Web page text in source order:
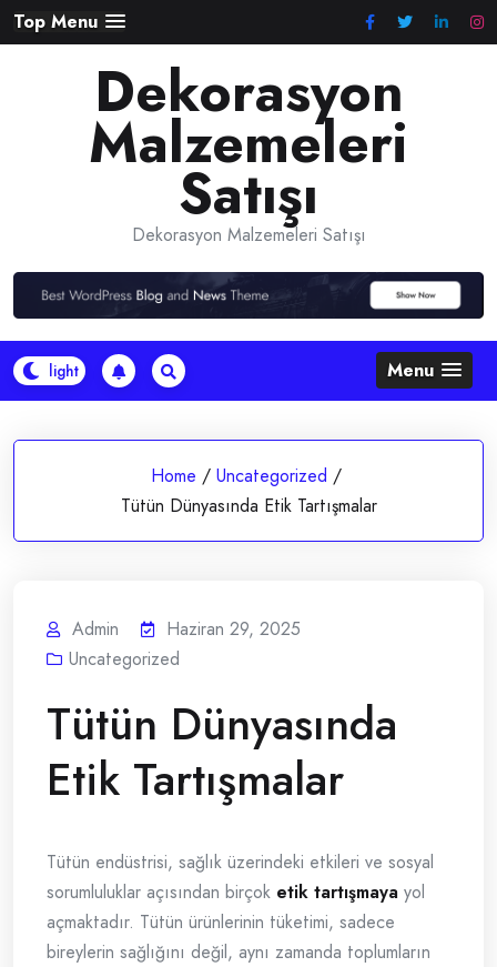
Skip
to
Top Menu
Dekorasyon
Malzemeleri
Satışı
Dekorasyon Malzemeleri Satışı
Menu
Home / Uncategorized /
Tütün Dünyasında Etik Tartışmalar
Admin
Haziran 29, 2025
Uncategorized
Tütün Dünyasında
Etik Tartışmalar
Tütün endüstrisi, sağlık üzerindeki etkileri ve sosyal
sorumluluklar açısından birçok etik tartışmaya yol
açmaktadır. Tütün ürünlerinin tüketimi, sadece
bireylerin sağlığını değil, aynı zamanda toplumların